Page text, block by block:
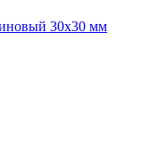
30х30 мм